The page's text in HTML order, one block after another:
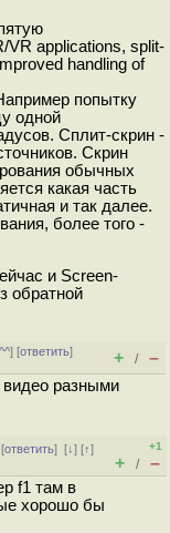
VR applications, split-
handling of
попытку
одной
Сплит-скрин -
Скрин
обычных
какая часть
и так далее.
более того -
и Screen-
обратной
] [ответить]
+ / –
видео разными
ответить][↓] [↑]
+1
+ / –
f1 там в
хорошо бы